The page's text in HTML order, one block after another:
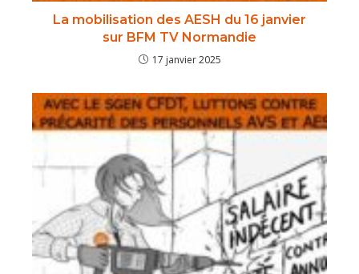
La mobilisation des AESH du 16 janvier
sur BFM TV Normandie
17 janvier 2025